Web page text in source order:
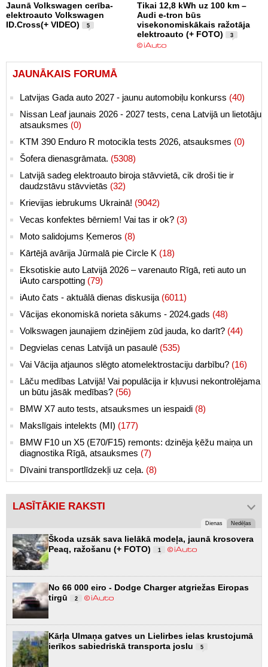
Jaunā Volkswagen cerība-
elektroauto Volkswagen
ID.Cross(+ VIDEO)
5
Tikai 12,8 kWh uz 100 km –
Audi e-tron būs
visekonomiskākais ražotāja
elektroauto (+ FOTO)
3
JAUNĀKAIS FORUMĀ
Latvijas Gada auto 2027 - jaunu automobiļu konkurss (40)
Nissan Leaf jaunais 2026 - 2027 tests, cena Latvijā un lietotāju
atsauksmes (0)
KTM 390 Enduro R motocikla tests 2026, atsauksmes (0)
Šofera dienasgrāmata. (5308)
Latvijā sadeg elektroauto biroja stāvvietā, cik droši tie ir
daudzstāvu stāvvietās (32)
Krievijas iebrukums Ukrainā! (9042)
Vecas konfektes bērniem! Vai tas ir ok? (3)
Moto salidojums Ķemeros (8)
Kārtējā avārija Jūrmalā pie Circle K (18)
Eksotiskie auto Latvijā 2026 – varenauto Rīgā, reti auto un
iAuto carspotting (79)
iAuto čats - aktuālā dienas diskusija (6011)
Vācijas ekonomiskā norieta sākums - 2024.gads (48)
Volkswagen jaunajiem dzinējiem zūd jauda, ko darīt? (44)
Degvielas cenas Latvijā un pasaulē (535)
Vai Vācija atjaunos slēgto atomelektrostaciju darbību? (16)
Lāču medības Latvijā! Vai populācija ir kļuvusi nekontrolējama
un būtu jāsāk medības? (56)
BMW X7 auto tests, atsauksmes un iespaidi (8)
Makslīgais intelekts (MI) (177)
BMW F10 un X5 (E70/F15) remonts: dzinēja ķēžu maiņa un
diagnostika Rīgā, atsauksmes (7)
Dīvaini transportlīdzekļi uz ceļa. (8)
LASĪTĀKIE RAKSTI
Dienas Nedēļas
Škoda uzsāk sava lielākā modeļa, jaunā krosovera
Peaq, ražošanu (+ FOTO)
1
No 66 000 eiro - Dodge Charger atgriežas Eiropas
tirgū
2
Kārļa Ulmaņa gatves un Lielirbes ielas krustojumā
ierīkos sabiedriskā transporta joslu
5